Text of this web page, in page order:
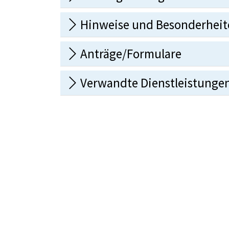
Hinweise und
Anträge/Formulare
Verwandte